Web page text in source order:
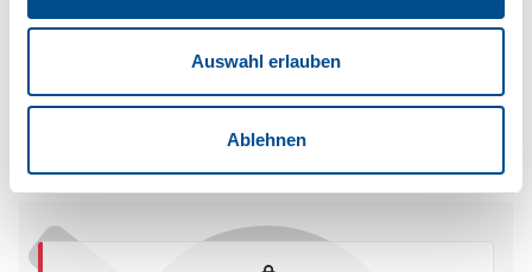
Auswahl erlauben
Ablehnen
Rådmansgatan 17